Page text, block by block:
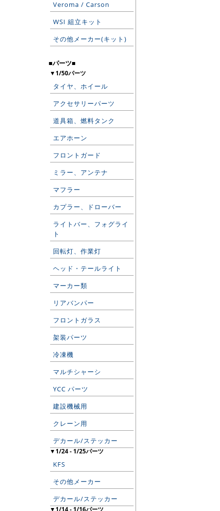
Veroma / Carson
WSI 組立キット
その他メーカー(キット)
■パーツ■
▼1/50パーツ
タイヤ、ホイール
アクセサリーパーツ
道具箱、燃料タンク
エアホーン
フロントガード
ミラー、アンテナ
マフラー
カプラー、ドローバー
ライトバー、フォグライ
ト
回転灯、作業灯
ヘッド・テールライト
マーカー類
リアバンパー
フロントガラス
架装パーツ
冷凍機
マルチシャーシ
YCC パーツ
建設機械用
クレーン用
デカール/ステッカー
▼1/24 - 1/25パーツ
KFS
その他メーカー
デカール/ステッカー
▼1/14 - 1/16パーツ